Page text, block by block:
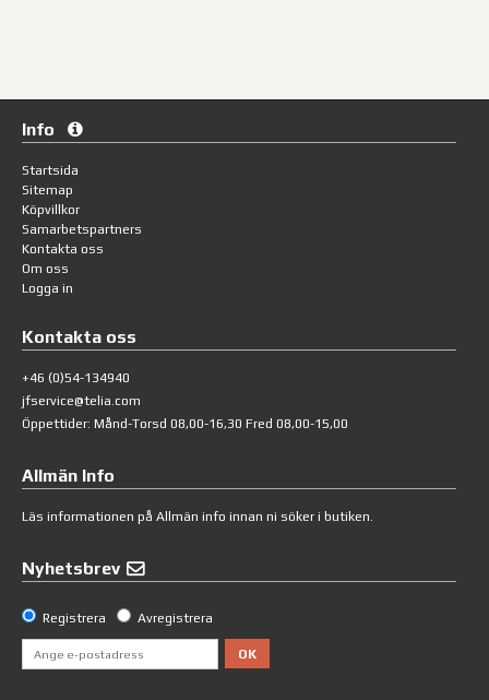
Info
Startsida
Sitemap
Köpvillkor
Samarbetspartners
Kontakta oss
Om oss
Logga in
Kontakta oss
+46 (0)54-134940
jfservice@telia.com
Öppettider: Månd-Torsd 08,00-16,30 Fred 08,00-15,00
Allmän Info
Läs informationen på Allmän info innan ni söker i butiken.
Nyhetsbrev
Registrera Avregistrera
OK